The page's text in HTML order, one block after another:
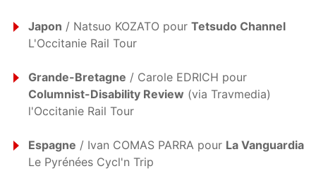
Japon / Natsuo KOZATO pour Tetsudo Channel
L'Occitanie Rail Tour
Grande-Bretagne / Carole EDRICH pour
Columnist-Disability Review (via Travmedia)
l'Occitanie Rail Tour
Espagne / Ivan COMAS PARRA pour La Vanguardia
Le Pyrénées Cycl'n Trip